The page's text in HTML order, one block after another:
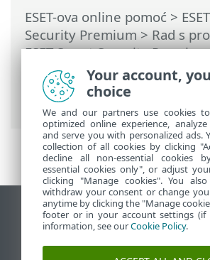
ESET-ova online pomoć >
Security Premium>Rad s
ESET Smart Security Premium
Odabir uzorka za analizu >
za analizu – Neispravno
web stranica
Prikaži stranicu za radnu
End of Life
ESET-ova baza znanja
Your account,
choice
We and our partners use cookies
optimized online experience,
and serve you with personalized ads.
collection of all cookies by clicking
decline all non-essential cookies
essential cookies only", or adjust
clicking "Manage cookies". You
withdraw your consent or change
anytime by clicking the "Manage
footer or in your account settings (if
information, see ourCookie Policy.